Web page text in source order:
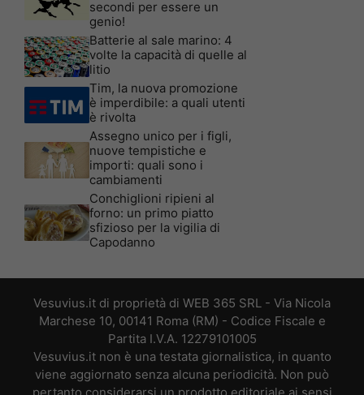
secondi per essere un
genio!
Batterie al sale marino: 4
volte la capacità di quelle al
litio
Tim, la nuova promozione
è imperdibile: a quali utenti
è rivolta
Assegno unico per i figli,
nuove tempistiche e
importi: quali sono i
cambiamenti
Conchiglioni ripieni al
forno: un primo piatto
sfizioso per la vigilia di
Capodanno
Vesuvius.it di proprietà di WEB 365 SRL - Via Nicola
Marchese 10, 00141 Roma (RM) - Codice Fiscale e
Partita I.V.A. 12279101005
Vesuvius.it non è una testata giornalistica, in quanto
viene aggiornato senza alcuna periodicità. Non può